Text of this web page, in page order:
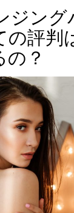
ジング
の評判
？